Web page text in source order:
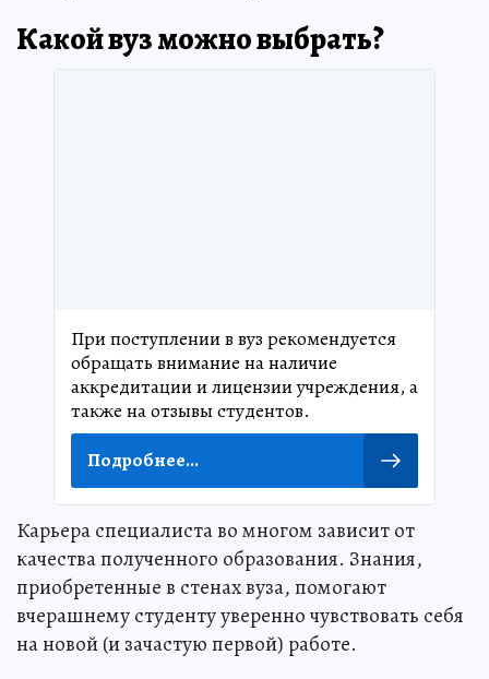
Какой вуз можно выбрать?
При поступлении в вуз рекомендуется
обращать внимание на наличие
аккредитации и лицензии учреждения, а
также на отзывы студентов.
Подробнее...
Карьера специалиста во многом зависит от
качества полученного образования. Знания,
приобретенные в стенах вуза, помогают
вчерашнему студенту уверенно чувствовать себя
на новой (и зачастую первой) работе.